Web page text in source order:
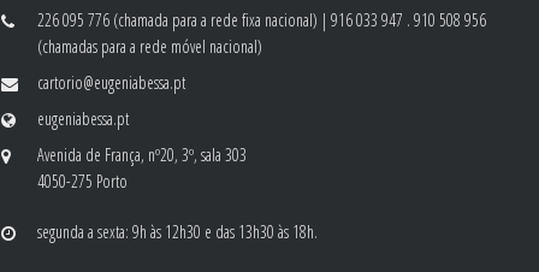
226 095 776 (chamada para a rede fixa nacional) | 916 033 947 . 910 508 956
(chamadas para a rede móvel nacional)
cartorio@eugeniabessa.pt
eugeniabessa.pt
Avenida de França, nº20, 3º, sala 303
4050-275 Porto
segunda a sexta: 9h às 12h30 e das 13h30 às 18h.